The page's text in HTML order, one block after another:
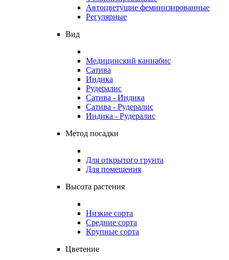
Автоцветущие феминизированные
Регулярные
Вид
Медицинский каннабис
Сатива
Индика
Рудералис
Сатива - Индика
Сатива - Рудералис
Индика - Рудералис
Метод посадки
Для открытого грунта
Для помещения
Высота растения
Низкие сорта
Средние сорта
Крупные сорта
Цветение